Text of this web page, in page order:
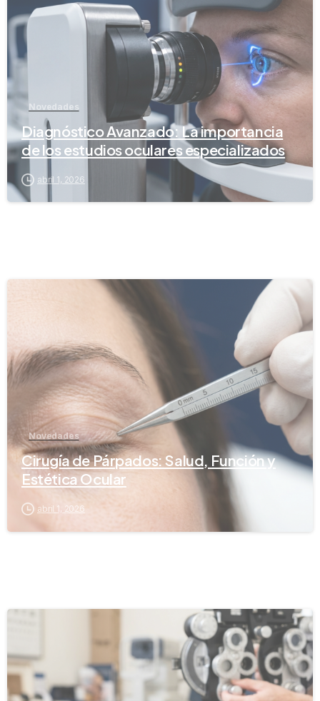
Novedades
Diagnóstico Avanzado: La importancia
de los estudios oculares especializados
abril 1, 2026
-
Novedades
Cirugía de Párpados: Salud, Función y
Estética Ocular
abril 1, 2026
-